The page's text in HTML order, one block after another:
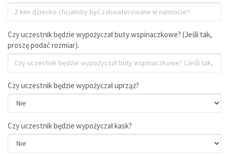
Czy uczestnik będzie wypożyczał buty wspinaczkowe? (Jeśli tak,
proszę podać rozmiar).
Czy uczestnik będzie wypożyczał uprząż?
Czy uczestnik będzie wypożyczał kask?